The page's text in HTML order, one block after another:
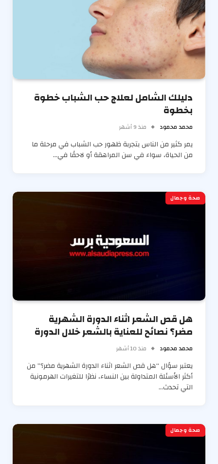
دليلك الشامل لعلاج حب الشباب خطوة
بخطوة
محمد محمود منذ 9 أشهر
يمر كثير من الناس بتجربة ظهور حب الشباب في مرحلة ما
من الحياة، سواء في سن المراهقة أو لاحقًا في…
صحة وجمال
هل قص الشعر اثناء الدورة الشهرية
مضر؟ نصائح للعناية بالشعر خلال الدورة
محمد محمود منذ 10 أشهر
يعتبر سؤال “هل قص الشعر اثناء الدورة الشهرية مضر؟” من
أكثر الأسئلة المتداولة بين النساء، نظرًا للتغيرات الهرمونية
التي تحدث…
صحة وجمال